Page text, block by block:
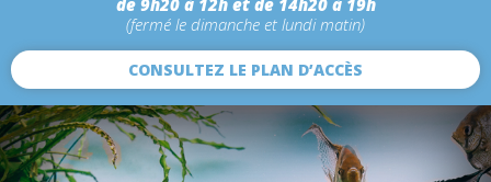
de 9h20 à 12h et de 14h20 à 19h
(fermé le dimanche et lundi matin)
CONSULTEZ LE PLAN D’ACCÈS